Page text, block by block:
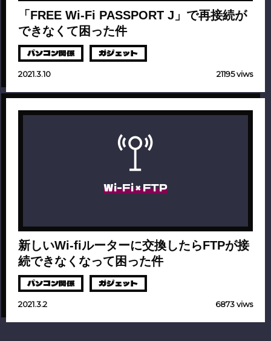
「FREE Wi-Fi PASSPORT J」で再接続が
できなくて困った件
パソコン関係 ガジェット
2021.3.10 21195 viws
Wi-Fi × FTP
新しいWi-fiルーターに交換したらFTPが接
続できなくなって困った件
パソコン関係 ガジェット
2021.3.2 6873 viws